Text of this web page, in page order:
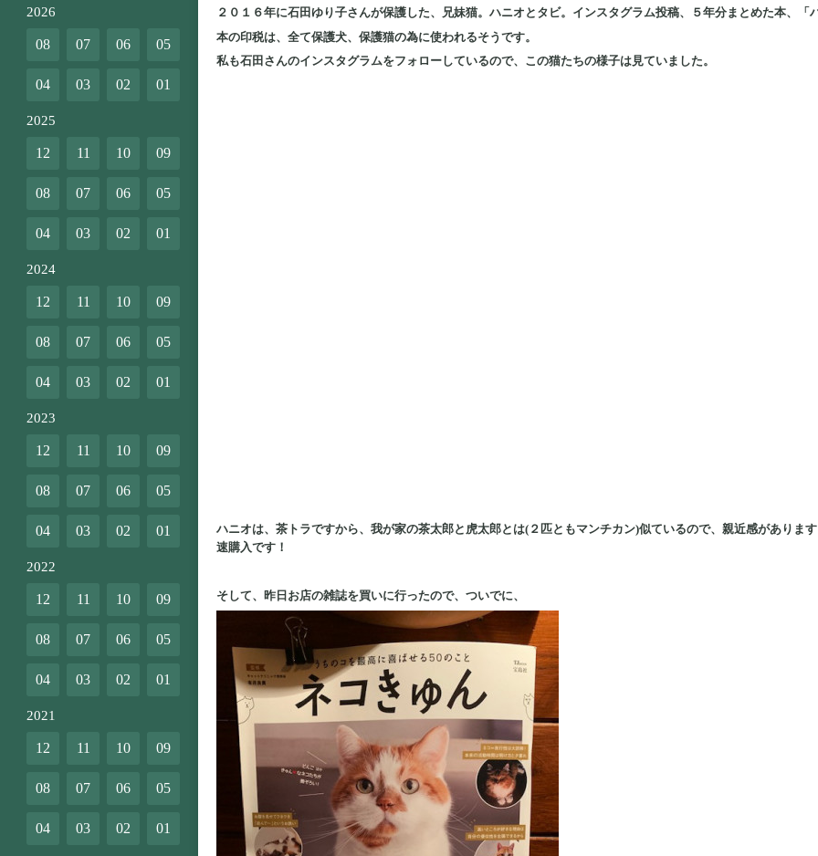
２０１６年に石田ゆり子さんが保護した、兄妹猫。ハニオとタビ。インスタグラム投稿、５年分まとめた本、「
本の印税は、全て保護犬、保護猫の為に使われるそうです。
私も石田さんのインスタグラムをフォローしているので、この猫たちの様子は見ていました。
ハニオは、茶トラですから、我が家の茶太郎と虎太郎とは(２匹ともマンチカン)似ているので、親近感があります
速購入です！
そして、昨日お店の雑誌を買いに行ったので、ついでに、
2026
08 07 06 05
04 03 02 01
2025
12 11 10 09
08 07 06 05
04 03 02 01
2024
12 11 10 09
08 07 06 05
04 03 02 01
2023
12 11 10 09
08 07 06 05
04 03 02 01
2022
12 11 10 09
08 07 06 05
04 03 02 01
2021
12 11 10 09
08 07 06 05
04 03 02 01